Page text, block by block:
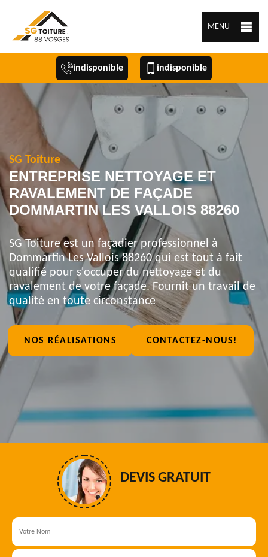
MENU
indisponible indisponible
SG Toiture
ENTREPRISE NETTOYAGE ET
RAVALEMENT DE FAÇADE
DOMMARTIN LES VALLOIS 88260
SG Toiture est un façadier professionnel à
Dommartin Les Vallois 88260 qui est tout à fait
qualifié pour s'occuper du nettoyage et du
ravalement de votre façade. Fournit un travail de
qualité en toute circonstance
NOS RÉALISATIONS CONTACTEZ-NOUS!
DEVIS GRATUIT